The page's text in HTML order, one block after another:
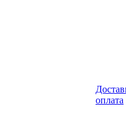
оплата